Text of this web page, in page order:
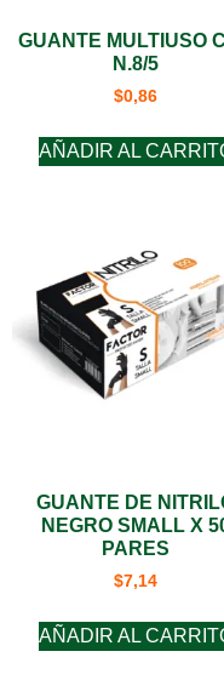
GUANTE MULTIUSO
N.8/5
$0,86
AÑADIR AL
GUANTE DE
NEGRO SMALL X
PARES
$7,14
AÑADIR AL